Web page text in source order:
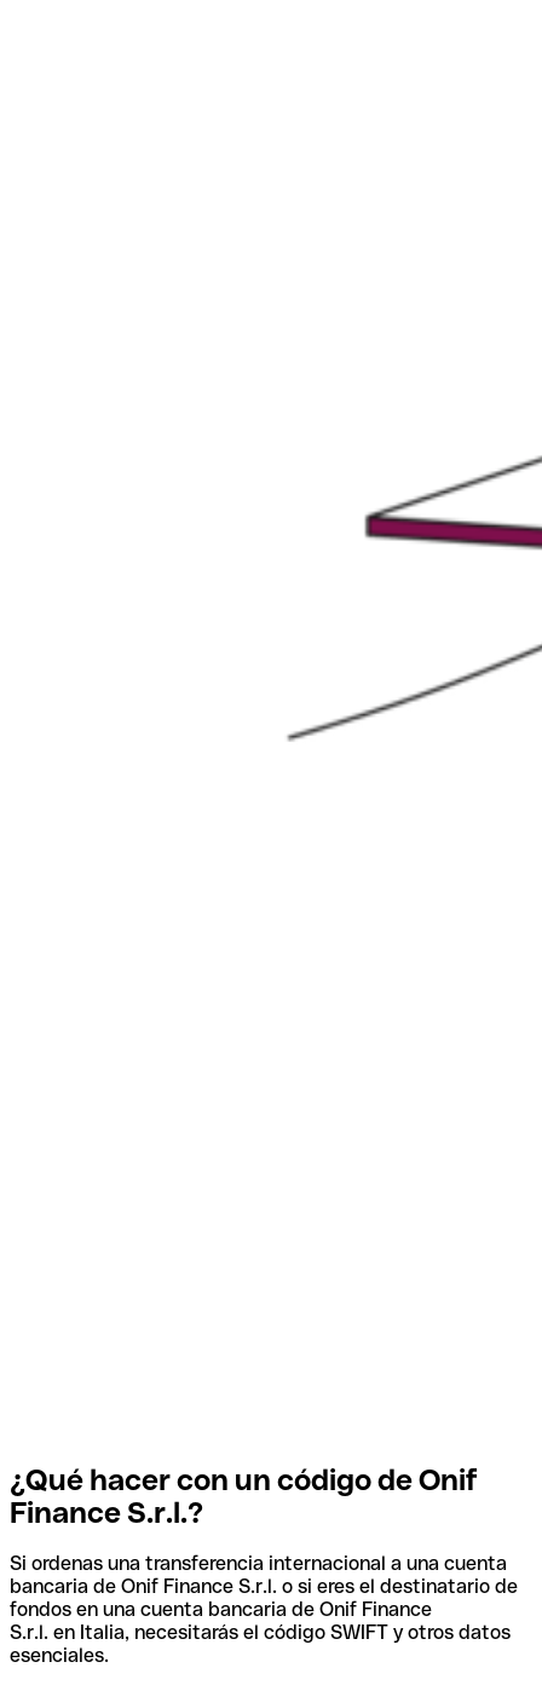
¿Qué hacer con un código de Onif
Finance S.r.l.?
Si ordenas una transferencia internacional a una cuenta
bancaria de Onif Finance S.r.l. o si eres el destinatario de
fondos en una cuenta bancaria de Onif Finance
S.r.l. en Italia, necesitarás el código SWIFT y otros datos
esenciales.